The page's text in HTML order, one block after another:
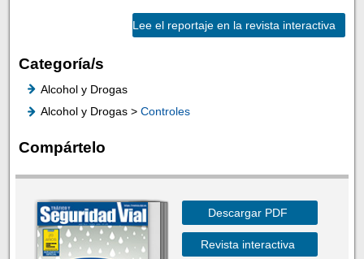
Lee el reportaje en la revista interactiva
Categoría/s
Alcohol y Drogas
Alcohol y Drogas > Controles
Compártelo
Descargar PDF
Revista interactiva